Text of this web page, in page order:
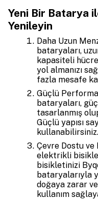
Yeni Bir Batarya
Yenileyin
Daha Uzun
bataryaları,
kapasiteli
yol almanızı
fazla mesafe
Güçlü
bataryaları,
tasarlanmış
Güçlü yapısı
kullanabilirsiniz.
Çevre Dostu ve
elektrikli
bisikletinizi
bataryalarıyla
doğaya zarar
kullanım